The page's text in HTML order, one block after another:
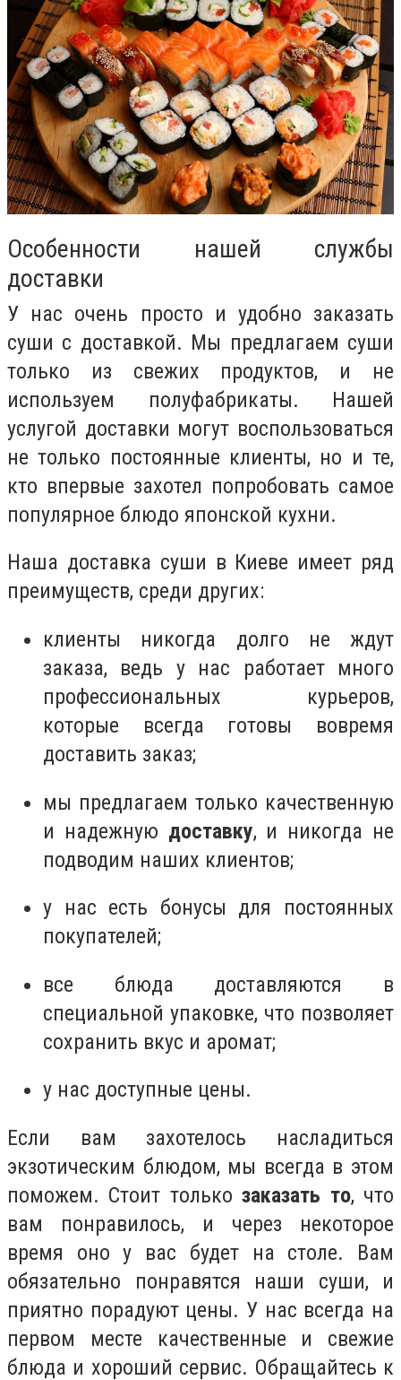
Особенности нашей службы
доставки
У нас очень просто и удобно заказать
суши с доставкой. Мы предлагаем суши
только из свежих продуктов, и не
используем полуфабрикаты. Нашей
услугой доставки могут воспользоваться
не только постоянные клиенты, но и те,
кто впервые захотел попробовать самое
популярное блюдо японской кухни.
Наша доставка суши в Киеве имеет ряд
преимуществ, среди других:
клиенты никогда долго не ждут
заказа, ведь у нас работает много
профессиональных курьеров,
которые всегда готовы вовремя
доставить заказ;
мы предлагаем только качественную
и надежную доставку, и никогда не
подводим наших клиентов;
у нас есть бонусы для постоянных
покупателей;
все блюда доставляются в
специальной упаковке, что позволяет
сохранить вкус и аромат;
у нас доступные цены.
Если вам захотелось насладиться
экзотическим блюдом, мы всегда в этом
поможем. Стоит толькозаказать то, что
вам понравилось, и через некоторое
время оно у вас будет на столе. Вам
обязательно понравятся наши суши, и
приятно порадуют цены. У нас всегда на
первом месте качественные и свежие
блюда и хороший сервис. Обращайтесь к